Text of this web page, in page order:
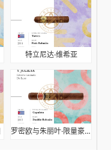
特立尼达·维希亚
罗密欧与朱丽叶·限量豪华版